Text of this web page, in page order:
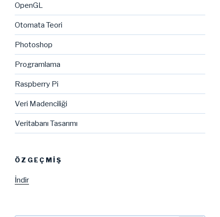
OpenGL
Otomata Teori
Photoshop
Programlama
Raspberry Pi
Veri Madenciliği
Veritabanı Tasarımı
ÖZGEÇMIŞ
İndir